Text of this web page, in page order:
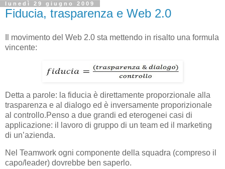
lunedì 29 giugno 2009
Fiducia, trasparenza e Web 2.0
Il movimento del Web 2.0 sta mettendo in risalto una formula
vincente:
Detta a parole: la fiducia è direttamente proporzionale alla
trasparenza e al dialogo ed è inversamente proporizionale
al controllo.Penso a due grandi ed eterogenei casi di
applicazione: il lavoro di gruppo di un team ed il marketing
di un’azienda.
Nel Teamwork ogni componente della squadra (compreso il
capo/leader) dovrebbe ben saperlo.